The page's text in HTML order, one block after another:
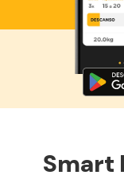
Smart